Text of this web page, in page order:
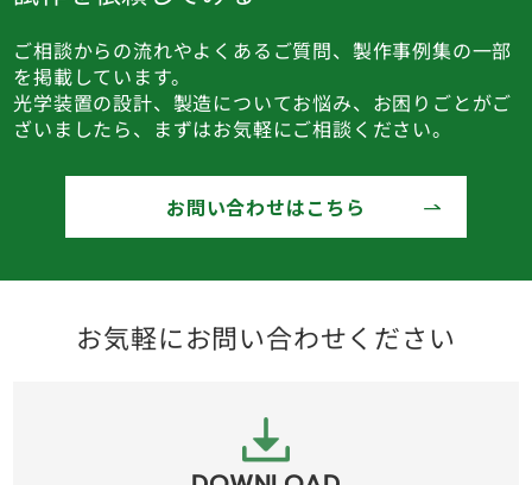
ご相談からの流れやよくあるご質問、製作事例集の一部
を掲載しています。
光学装置の設計、製造についてお悩み、お困りごとがご
ざいましたら、まずはお気軽にご相談ください。
お問い合わせはこちら
お気軽にお問い合わせください